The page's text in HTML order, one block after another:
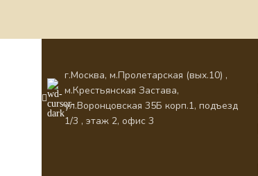
г.Москва, м.Пролетарская (вых.10) ,
м.Крестьянская Застава,
ул.Воронцовская 35Б корп.1, подъезд
1/3 , этаж 2, офис 3